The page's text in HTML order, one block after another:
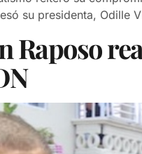
su presidenta, Odille
Raposo